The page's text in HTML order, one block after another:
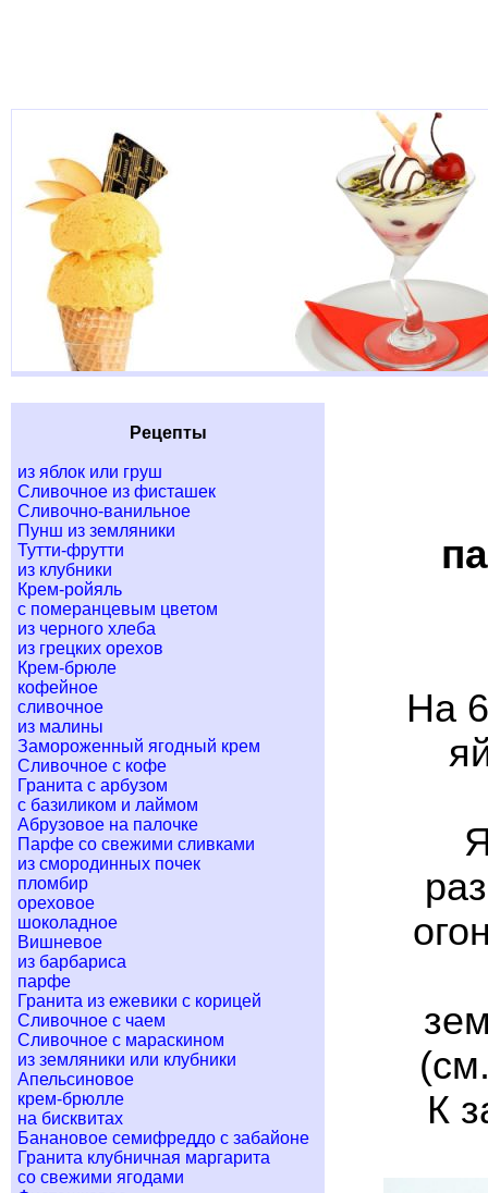
Рецепты
из яблок или груш
Сливочное из фисташек
Сливочно-ванильное
Пунш из земляники
Тутти-фрутти
из клубники
Крем-ройяль
с померанцевым цветом
из черного хлеба
из грецких орехов
Крем-брюле
кофейное
сливочное
из малины
Замороженный ягодный крем
Сливочное с кофе
Гранита с арбузом
с базиликом и лаймом
Абрузовое на палочке
Парфе со свежими сливками
из смородинных почек
пломбир
ореховое
шоколадное
Вишневое
из барбариса
парфе
Гранита из ежевики с корицей
Сливочное с чаем
Сливочное с мараскином
из земляники или клубники
Апельсиновое
крем-брюлле
на бисквитах
Банановое семифреддо с забайоне
Гранита клубничная маргарита
со свежими ягодами
На
К